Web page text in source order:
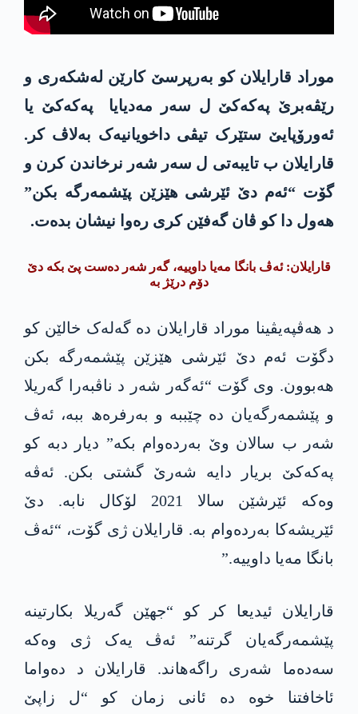
موراد قارایلان کو بەرپرسێ کارێن لەشکەری و
رێڤەبرێ پەکەکێ ل سەر مەدیایا پەکەکێ یا
ئەورۆپایێ ستێرک تیڤی داخویانیەک بەلاڤ کر.
قارایلان ب تایبەتی ل سەر شەر نرخاندن کرن و
گۆت “ئەم دێ ئێرشی ھێزێن پێشمەرگە بکن”
ھەول دا کو ڤان گەفێن کری رەوا نیشان بدەت.
قارایلان: ئەڤ بانگا مەیا داوییە، گەر شەر دەست پێ بکە دێ
دۆم درێژ بە
د ھەڤپەیڤینا موراد قارایلان دە گەلەک خالێن کو
دگۆت ئەم دێ ئێرشی ھێزێن پێشمەرگە بکن
ھەبوون. وی گۆت “ئەگەر شەر د ناڤبەرا گەریلا
و پێشمەرگەیان دە چێببە و بەرفرەھ ببە، ئەڤ
شەر ب سالان وێ بەردەوام بکە” دیار دبە کو
پەکەکێ بریار دایە شەرێ گشتی بکن. ئەڤە
وەکە ئێرشێن سالا 2021 لۆکال نابە. دێ
ئێریشەکا بەردەوام بە. قارایلان ژی گۆت، “ئەڤ
بانگا مەیا داوییە.”
قارایلان ئیدیعا کر کو “جھێن گەریلا بکارتینە
پێشمەرگەیان گرتنە” ئەڤ یەک ژی وەکە
سەدەما شەری راگەهاند. قارایلان د دەواما
ئاخافتنا خوە دە ئانی زمان کو “ل زاپێ